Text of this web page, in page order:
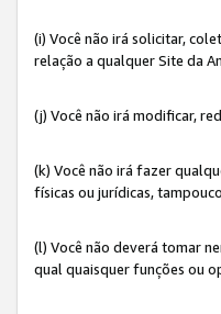
(i) Você não irá solicitar,
relação a qualquer Site da
(j) Você não irá modificar,
(k) Você não irá fazer
físicas ou jurídicas,
(l) Você não deverá tomar
qual quaisquer funções ou